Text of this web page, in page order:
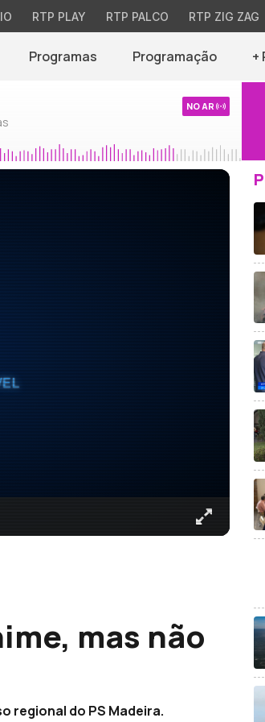
RTP PLAY RTP PALCO RTP ZIG ZAG
Programas Programação +
NO AR
mas não
regional do PS Madeira.